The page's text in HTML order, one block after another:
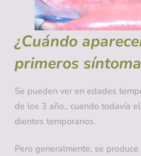
¿Cuándo
primeros
Se pueden ver en edades
de los 3 año., cuando todavía
dientes temporarios.
Pero generalmente, se